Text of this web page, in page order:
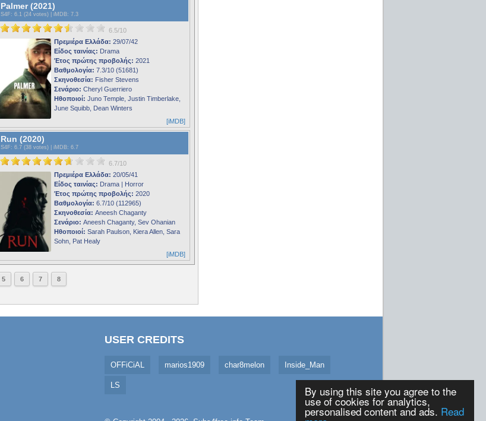
By using this site you agree to the
use of cookies for analytics,
personalised content and ads. Read
Palmer (2021)
S4F : 6.1 (24 votes) | iMDB: 7.3
6.5/10
Πρεμιέρα Ελλάδα: 29/07/42
Είδος ταινίας: Drama
Έτος πρώτης προβολής: 2021
Βαθμολογία: 7.3/10 (51681)
Σκηνοθεσία: Fisher Stevens
Σενάριο: Cheryl Guerriero
Ηθοποιοί: Juno Temple, Justin Timberlake,
June Squibb, Dean Winters
[iMDB]
Run (2020)
S4F : 6.7 (38 votes) | iMDB: 6.7
6.7/10
Πρεμιέρα Ελλάδα: 20/05/41
Είδος ταινίας: Drama | Horror
Έτος πρώτης προβολής: 2020
Βαθμολογία: 6.7/10 (112965)
Σκηνοθεσία: Aneesh Chaganty
Σενάριο: Aneesh Chaganty, Sev Ohanian
Ηθοποιοί: Sarah Paulson, Kiera Allen, Sara
Sohn, Pat Healy
[iMDB]
5 6 7 8
USER CREDITS
OFFiCiAL marios1909 char8melon Inside_Man
LS